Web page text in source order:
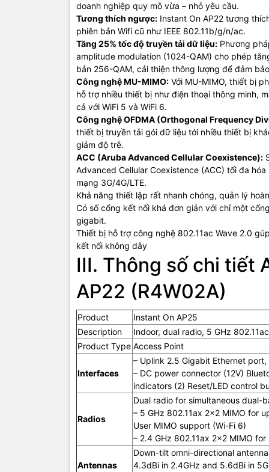
doanh nghiệp quy mô vừa – nhỏ yêu cầu.
Tương thích ngược: Instant On AP22 tương
phiên bản Wifi cũ như IEEE 802.11b/g/n/ac.
Tăng 25% tốc độ truyền tải dữ liệu: Phương
amplitude modulation (1024-QAM) cho phép
bản 256-QAM, cải thiện thông lượng để đảm
Công nghệ MU-MIMO: Với MU-MIMO, thiết bị
hỗ trợ nhiều thiết bị như điện thoại thông minh,
cả với WiFi 5 và WiFi 6.
Công nghệ OFDMA (Orthogonal Frequency
thiết bị truyền tải gói dữ liệu tới nhiều thiết bị
giảm độ trễ.
ACC (Aruba Advanced Cellular Coexistence):
Advanced Cellular Coexistence (ACC) tối đa
mạng 3G/4G/LTE.
Khả năng thiết lập rất nhanh chóng, quản lý
Có số cổng kết nối khá đơn giản với chỉ một
gigabit.
Thiết bị hỗ trợ công nghệ 802.11ac Wave 2.0
kết nối không dây
III. Thông số chi tiết
AP22 (R4W02A)
Product
Instant On AP25
Description
Indoor, dual radio, 5 GHz
Product Type Access Point
Interfaces
– Uplink 2.5 Gigabit Ethernet
– DC power connector (12V)
indicators (2) Reset/LED control
Radios
Dual radio for simultaneous dual-
– 5 GHz 802.11ax 2×2 MIMO for
User MIMO support (Wi-Fi 6)
– 2.4 GHz 802.11ax 2×2 MIMO
Antennas
Down-tilt omni-directional
4.3dBi in 2.4GHz and 5.6dBi in
Interfaces
Radios
Power
Mouting